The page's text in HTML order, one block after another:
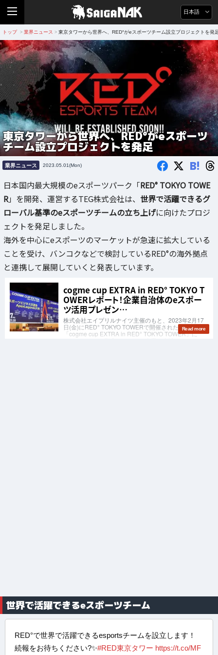
日本語
トップ > 業界ニュース > 東京タワーから世界へ、RED°がeスポーツチーム設立プロジェクトを発
東京タワーから世界へ、RED°がeスポーツ
チーム設立プロジェクトを発足
業界ニュース 2023.05.01(Mon) B!
日本国内最大規模のeスポーツパーク「RED° TOKYO TOWE
R」を開発、運営するTEG株式会社は、 世界で活躍できるグ
ローバル基準のeスポーツチームの立ち上げに向けたプロジ
ェクトを発足しました。
海外を中心にeスポーツのマーケットが急速に拡大している
ことを受け、バンコクなどで検討しているRED°の海外拠点
と連携して展開していくと発表しています。
世界で活躍できるeスポーツチーム
RED°で世界で活躍できるesportsチームを設立します！
続報をお待ちください?✨#RED東京タワー https://t.co/MF